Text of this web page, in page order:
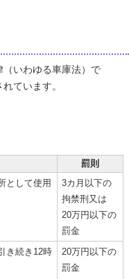
（いわゆる車庫法）で
ています。
罰則
として使用
3カ月以下の
拘禁刑又は
20万円以下の
罰金
き続き12時
20万円以下の
罰金